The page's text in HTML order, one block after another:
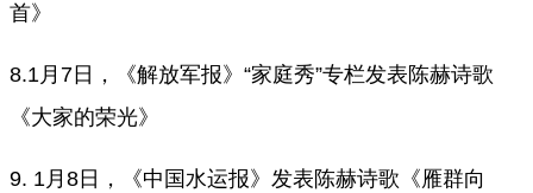
首》
8.1月7日，《解放军报》“家庭秀”专栏发表陈赫诗歌
《大家的荣光》
9. 1月8日，《中国水运报》发表陈赫诗歌《雁群向